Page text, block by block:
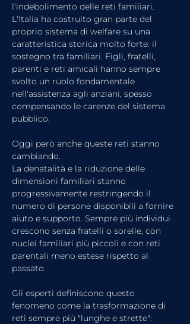
l'indebolimento delle reti familiari.
L'Italia ha costruito gran parte del
proprio sistema di welfare su una
caratteristica storica molto forte: il
sostegno tra familiari. Figli, fratelli,
parenti e reti amicali hanno sempre
svolto un ruolo fondamentale
nell'assistenza agli anziani, spesso
compensando le carenze del sistema
pubblico.
Oggi però anche queste reti stanno
cambiando.
La denatalità e la riduzione delle
dimensioni familiari stanno
progressivamente restringendo il
numero di persone disponibili a fornire
aiuto e supporto. Sempre più individui
crescono senza fratelli o sorelle, con
nuclei familiari più piccoli e con reti
parentali meno estese rispetto al
passato.
Gli esperti definiscono questo
fenomeno come la trasformazione di
reti sempre più "lunghe e strette":